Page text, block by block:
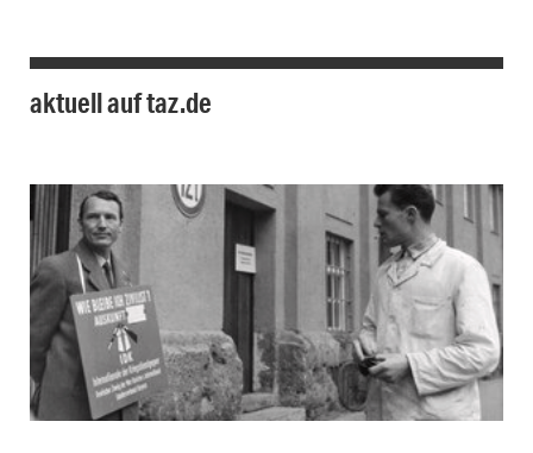
aktuell auf taz.de